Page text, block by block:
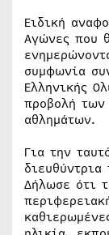
Ειδική
Αγώνες που
συμφωνία
Ελληνικής
προβολή
αθλημάτων.
Για την
διευθύντρια
Δήλωσε ότι